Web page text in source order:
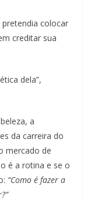
colocar
creditar sua
dela”,
a
da carreira do
mercado de
é a rotina e se o
“Como é fazer a